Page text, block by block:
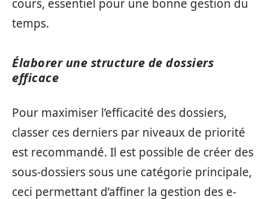
cours, essentiel pour une bonne gestion du
temps.
Élaborer une structure de dossiers
efficace
Pour maximiser l’efficacité des dossiers,
classer ces derniers par niveaux de priorité
est recommandé. Il est possible de créer des
sous-dossiers sous une catégorie principale,
ceci permettant d’affiner la gestion des e-